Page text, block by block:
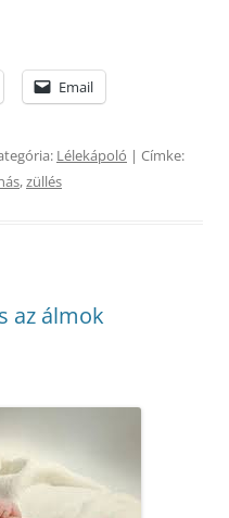
Email
Lélekápoló | Címke:
,züllés
az álmok